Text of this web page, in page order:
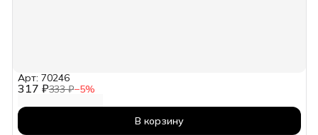
317 ₽333 ₽−5%
Арт: 70246
В корзину